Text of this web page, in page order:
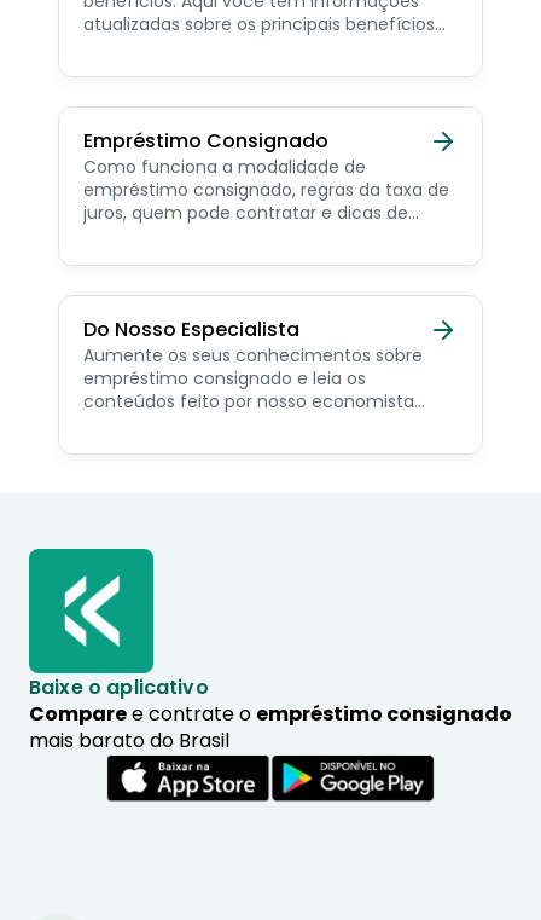
atualizadas sobre os principais benefícios
pensionista e beneficiários de programas
Empréstimo Consignado
Como funciona a modalidade de
empréstimo consignado, regras da taxa de
juros, quem pode contratar e dicas de
Do Nosso Especialista
Aumente os seus conhecimentos sobre
empréstimo consignado e leia os
conteúdos feito por nosso economista
Baixe o aplicativo
Comparee contrate o empréstimo consignado
mais barato do Brasil